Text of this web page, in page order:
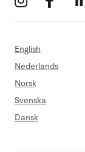
English
Nederlands
Norsk
Svenska
Dansk